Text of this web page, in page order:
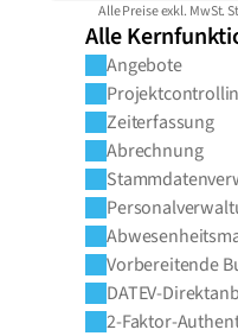
Alle Preise exkl. MwSt.
Alle
Angebote
Zeiterfassung
Abrechnung
Vorbereitende
DATEV-
2-Faktor-